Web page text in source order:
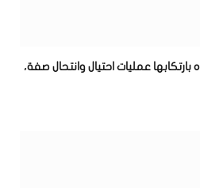
عمليات احتيال وانتحال صفة،